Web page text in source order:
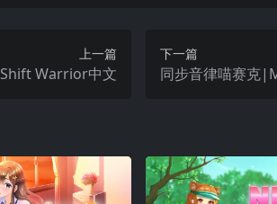
上一篇
Warrior中文
下一篇
同步音律喵赛克